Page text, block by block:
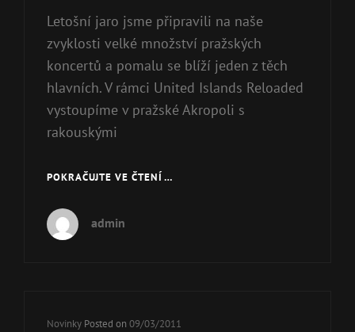
Letošní jaro jsme připravili na naše
zvyklosti velké množství pražských
koncertů a pomalu se blíží jeden z těch
hlavních. V rámci United Islands Reloaded
vystoupíme v pražské Akropoli s
rakouskými
POKRAČUJTE VE ČTENÍ …
admin
Cat
Novinky Posted on 09/03/2011